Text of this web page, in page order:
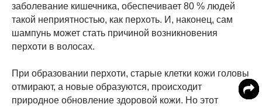
заболевание кишечника, обеспечивает 80 % людей
такой неприятностью, как перхоть. И, наконец, сам
шампунь может стать причиной возникновения
перхоти в волосах.
При образовании перхоти, старые клетки кожи головы
отмирают, а новые образуются, происходит
природное обновление здоровой кожи. Но этот